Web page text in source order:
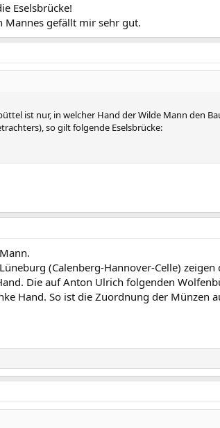
Wolfenbütteler Pfennig unter Nr. 2783 geführt.
Eselsbrücke!
Mannes gefällt mir sehr gut.
ist nur, in welcher Hand der Wilde Mann den
so gilt folgende Eselsbrücke:
(Calenberg-Hannover-Celle)
Die auf Anton Ulrich folgenden
Hand. So ist die Zuordnung der Münzen